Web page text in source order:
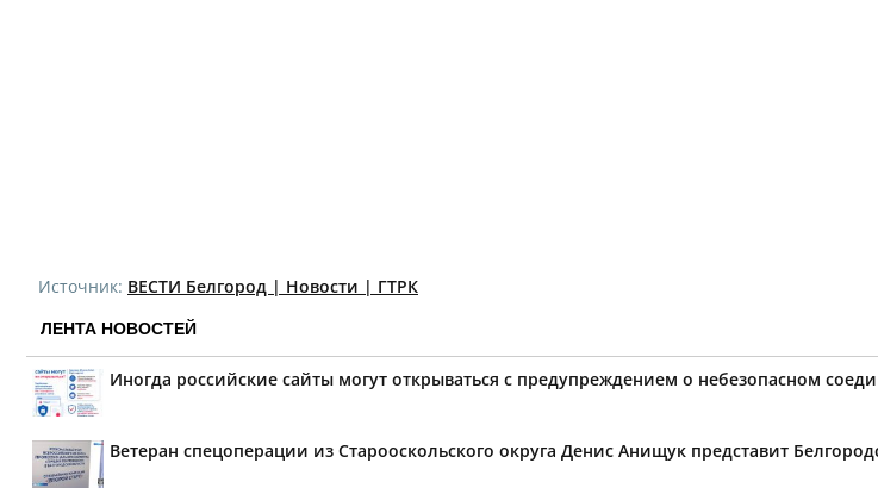
Источник: ВЕСТИ Белгород | Новости | ГТРК
ЛЕНТА НОВОСТЕЙ
Иногда российские сайты могут открываться с предупреждением о небезопасном
Ветеран спецоперации из Старооскольского округа Денис Анищук представит